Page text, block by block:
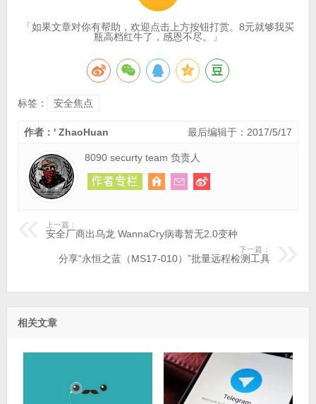
「如果文章对你有帮助，欢迎点击上方按钮打赏。8元就够我买
瓶高档红牛了，感恩不尽。」
标签： 安全焦点
最后编辑于：2017/5/17
作者：' ZhaoHuan
8090 securty team 负责人
上一篇：
安全厂商出乌龙 WannaCry病毒暂无2.0变种
下一篇：
分享“永恒之蓝（MS17-010）”批量远程检测工具
相关文章